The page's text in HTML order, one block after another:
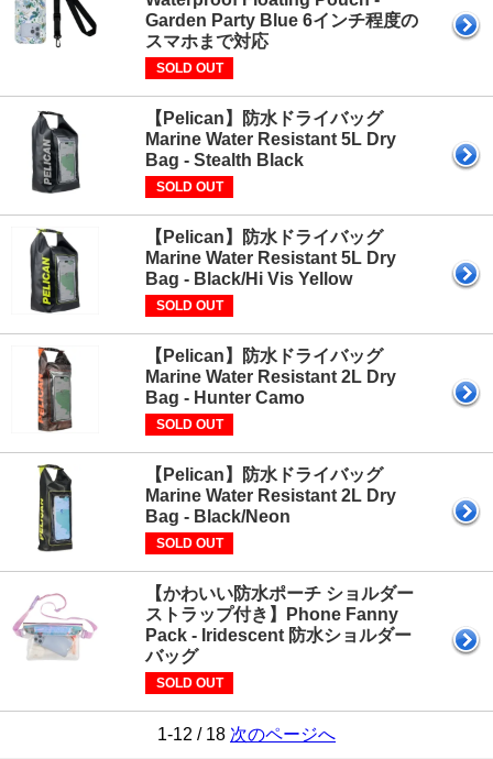
Garden Party Blue 6インチ程度の
スマホまで対応
SOLD OUT
【Pelican】防水ドライバッグ
Marine Water Resistant 5L Dry
Bag - Stealth Black
SOLD OUT
【Pelican】防水ドライバッグ
Marine Water Resistant 5L Dry
Bag - Black/Hi Vis Yellow
SOLD OUT
【Pelican】防水ドライバッグ
Marine Water Resistant 2L Dry
Bag - Hunter Camo
SOLD OUT
【Pelican】防水ドライバッグ
Marine Water Resistant 2L Dry
Bag - Black/Neon
SOLD OUT
【かわいい防水ポーチ ショルダー
ストラップ付き】Phone Fanny
Pack - Iridescent 防水ショルダー
バッグ
SOLD OUT
1-12 / 18 次のページへ